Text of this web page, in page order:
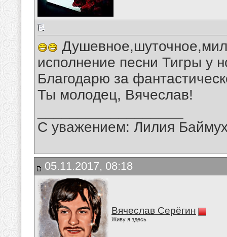
исполнение песни Тигры у
Благодарю за
Ты молодец, Вячеслав!
С уважением: Лилия
05.11.2017, 08:18
Вячеслав Серёгин
Живу я здесь